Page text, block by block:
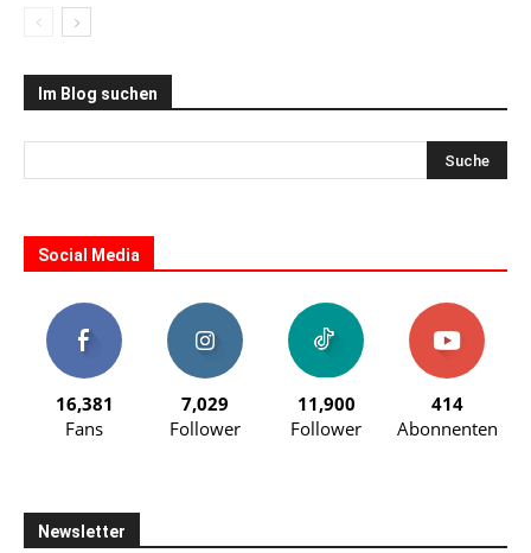
Im Blog suchen
Social Media
16,381
Fans
7,029
Follower
11,900
Follower
414
Abonnenten
Newsletter